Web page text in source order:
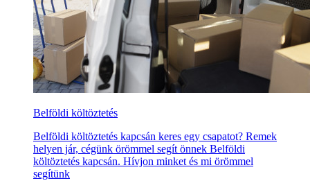
Belföldi költöztetés
Belföldi költöztetés kapcsán keres egy csapatot? Remek
helyen jár, cégünk örömmel segít önnek Belföldi
költöztetés kapcsán. Hívjon minket és mi örömmel
segítünk